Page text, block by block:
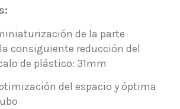
de la parte
consiguiente reducción del
de plástico: 31mm
del espacio y óptima